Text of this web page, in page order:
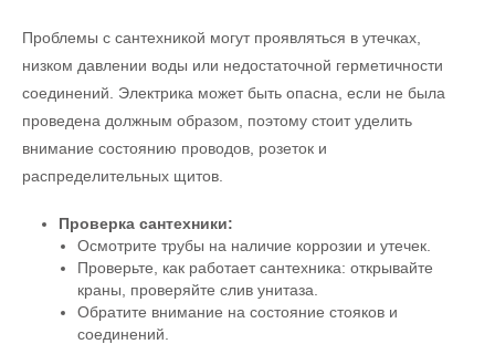
Проблемы с сантехникой могут проявляться в утечках,
низком давлении воды или недостаточной герметичности
соединений. Электрика может быть опасна, если не была
проведена должным образом, поэтому стоит уделить
внимание состоянию проводов, розеток и
распределительных щитов.
Проверка сантехники:
Осмотрите трубы на наличие коррозии и утечек.
Проверьте, как работает сантехника: открывайте
краны, проверяйте слив унитаза.
Обратите внимание на состояние стояков и
соединений.